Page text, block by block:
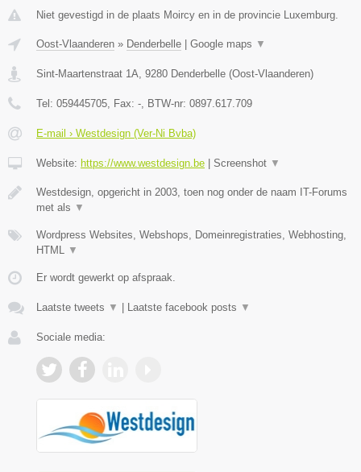
Niet gevestigd in de plaats Moircy en in de provincie Luxemburg.
Oost-Vlaanderen » Denderbelle Google maps ▼
Sint-Maartenstraat 1A, 9280 Denderbelle (Oost-Vlaanderen)
Tel: 059445705, Fax: -, BTW-nr: 0897.617.709
E-mail › Westdesign (Ver-Ni Bvba)
Website: https://www.westdesign.be Screenshot ▼
Westdesign, opgericht in 2003, toen nog onder de naam IT-Forums
met als ▼
Wordpress Websites, Webshops, Domeinregistraties, Webhosting,
HTML ▼
Er wordt gewerkt op afspraak.
Laatste tweets ▼ Laatste facebook posts ▼
Sociale media: